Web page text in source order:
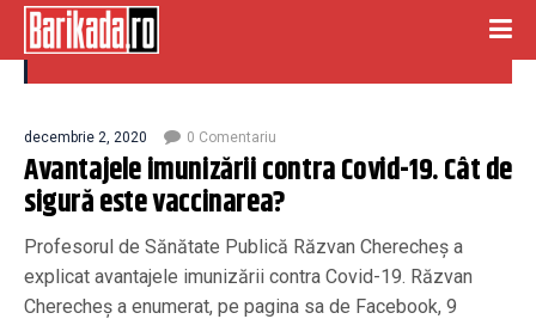
avantajele imunizarii
decembrie 2, 2020 0 Comentariu
Avantajele imunizării contra Covid-19. Cât de
sigură este vaccinarea?
Profesorul de Sănătate Publică Răzvan Cherecheş a
explicat avantajele imunizării contra Covid-19. Răzvan
Cherecheş a enumerat, pe pagina sa de Facebook, 9